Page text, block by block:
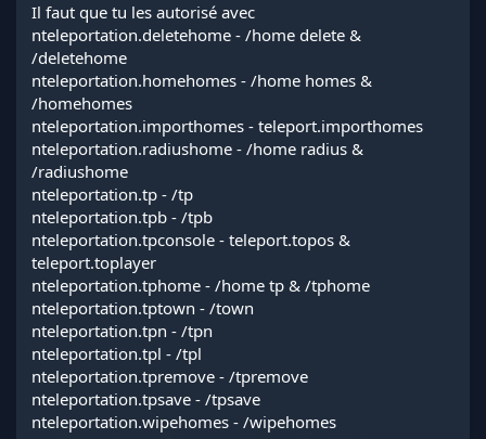
Il faut que tu les autorisé avec
nteleportation.deletehome - /home delete &
/deletehome
nteleportation.homehomes - /home homes &
/homehomes
nteleportation.importhomes - teleport.importhomes
nteleportation.radiushome - /home radius &
/radiushome
nteleportation.tp - /tp
nteleportation.tpb - /tpb
nteleportation.tpconsole - teleport.topos &
teleport.toplayer
nteleportation.tphome - /home tp & /tphome
nteleportation.tptown - /town
nteleportation.tpn - /tpn
nteleportation.tpl - /tpl
nteleportation.tpremove - /tpremove
nteleportation.tpsave - /tpsave
nteleportation.wipehomes - /wipehomes